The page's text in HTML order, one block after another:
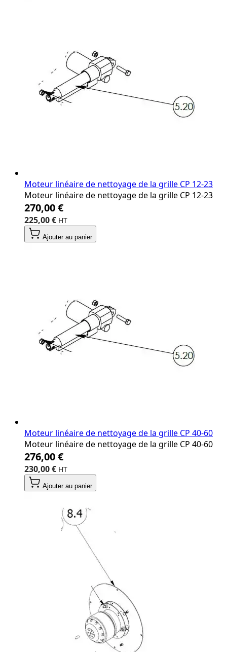
Moteur linéaire de nettoyage de la grille CP 12‐23
Moteur linéaire de nettoyage de la grille CP 12‐23
270,00 €
225,00 €
Ajouter au panier
Moteur linéaire de nettoyage de la grille CP 40‐60
Moteur linéaire de nettoyage de la grille CP 40‐60
276,00 €
230,00 €
Ajouter au panier